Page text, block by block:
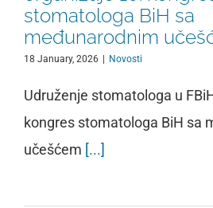
stomatologa BiH sa
međunarodnim
18 January, 2026 Novosti
Udruženje stomatologa u
kongres stomatologa BiH sa
učešćem [...]